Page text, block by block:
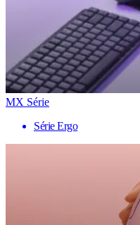
MX Série
Série Ergo